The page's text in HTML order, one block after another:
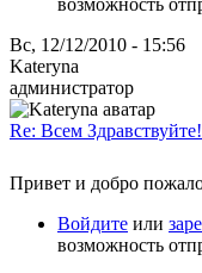
Вс, 12/12/2010 - 15:56
Kateryna
администратор
Re: Всем
Привет и добро
Войдите или
возможность